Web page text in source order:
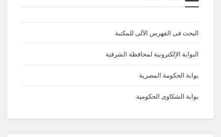
البحث فى الفهرس الآلى للمكتبة
البوابة الإلكترونية لمحافظة الشرقية
بوابة الحكومة المصرية
بوابة الشكاوى الحكومية